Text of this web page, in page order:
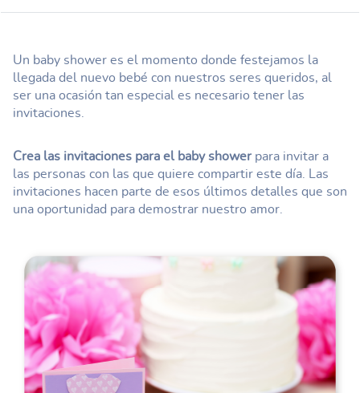
Un baby shower es el momento donde festejamos la
llegada del nuevo bebé con nuestros seres queridos, al
ser una ocasión tan especial es necesario tener las
invitaciones.
Crea las invitaciones para el baby shower para invitar a
las personas con las que quiere compartir este día. Las
invitaciones hacen parte de esos últimos detalles que son
una oportunidad para demostrar nuestro amor.